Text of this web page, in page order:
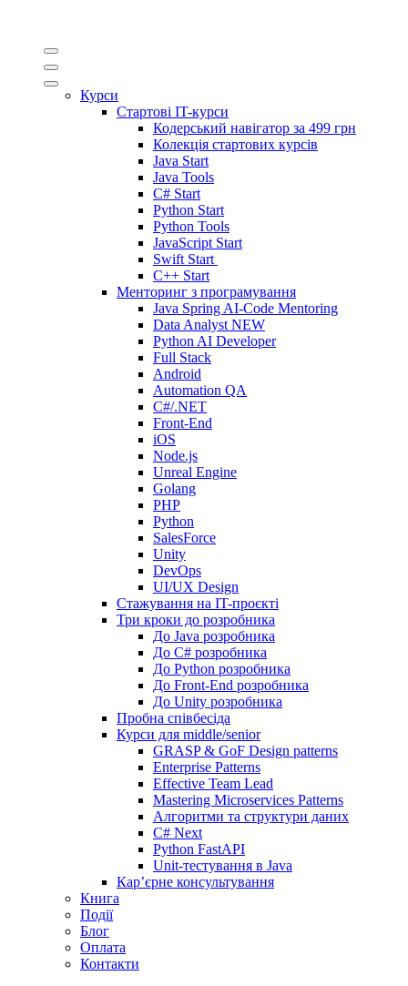
Курси
Стартові IT-курси
Кодерський навігатор за 499 грн
Колекція стартових курсів
Java Start
Java Tools
C# Start
Python Start
Python Tools
JavaScript Start
Swift Start
C++ Start
Менторинг з програмування
Java Spring AI-Code Mentoring
Data Analyst NEW
Python AI Developer
Full Stack
Android
Automation QA
C#/.NET
Front-End
iOS
Node.js
Unreal Engine
Golang
PHP
Python
SalesForce
Unity
DevOps
UI/UX Design
Стажування на IT-проєкті
Три кроки до розробника
До Java розробника
До C# розробника
До Python розробника
До Front-End розробника
До Unity розробника
Пробна співбесіда
Курси для middle/senior
GRASP & GoF Design patterns
Enterprise Patterns
Effective Team Lead
Mastering Microservices Patterns
Алгоритми та структури даних
C# Next
Python FastAPI
Unit-тестування в Java
Кар’єрне консультування
Книга
Події
Блог
Оплата
Контакти